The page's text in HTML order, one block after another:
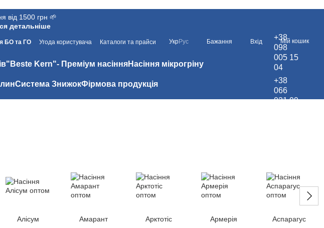
від 1500 грн 🌱
детальніше
БО та ГО Угода користувача
Каталоги та прайси
УкрРус Бажання Вхід Мій кошик
"Beste Kern"- Преміум насінняНасіння мікрогріну
Система ЗнижокФірмова продукція
+38
098
005 15
04
+38
066
021 99
Алісум Амарант Арктотіс Армерія Аспарагус